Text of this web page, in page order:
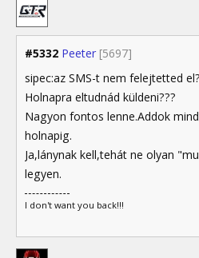
#5332 Peeter [5697]
sipec:az SMS-t nem felejtetted
Holnapra eltudnád küldeni???
Nagyon fontos lenne.Addok
holnapig.
Ja,lánynak kell,tehát ne olyan
legyen.
I don't want you back!!!